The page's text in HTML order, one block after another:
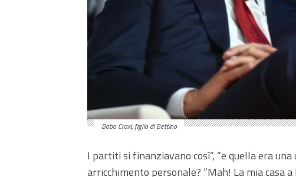
Bobo Craxi, figlio di Bettino
I partiti si finanziavano così”, “e quella era
arricchimento personale? “Mah! La mia casa